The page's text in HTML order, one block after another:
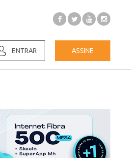
ENTRAR ASSINE